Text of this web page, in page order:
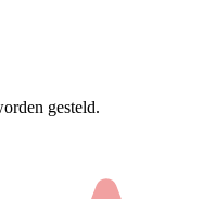
gesteld.